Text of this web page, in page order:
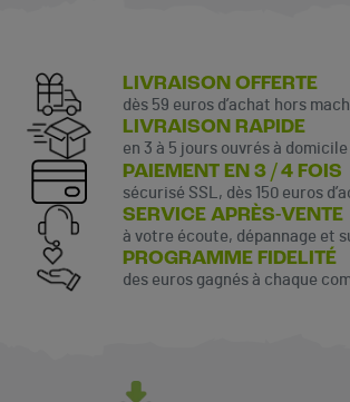
LIVRAISON OFFERTE
dès 59 euros d’achat hors
LIVRAISON RAPIDE
en 3 à 5 jours ouvrés à
PAIEMENT EN 3 / 4 FOIS
sécurisé SSL, dès 150 euros
SERVICE APRÈS-VENTE
à votre écoute, dépannage et
PROGRAMME FIDELITÉ
des euros gagnés à chaque